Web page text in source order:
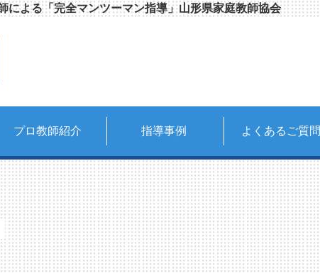
による「完全マンツーマン指導」山形県家庭教師協会
プロ教師紹介 指導事例 よくあるご質問